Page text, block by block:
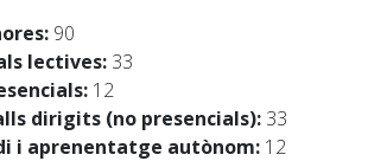
90
lectives: 33
12
dirigits (no presencials): 33
i aprenentatge autònom: 12